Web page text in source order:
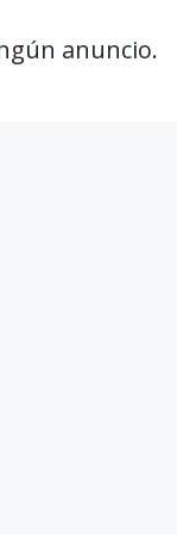
anuncio.